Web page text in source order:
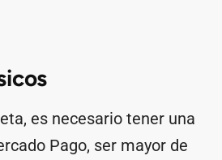
es necesario tener una
Pago, ser mayor de